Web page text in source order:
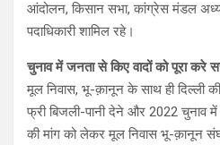
आंदोलन, किसान सभा, कांग्रेस मंडल
पदाधिकारी शामिल रहे।
चुनाव में जनता से किए वादों को पूरा करे
मूल निवास, भू-क़ानून के साथ ही दिल्ली
फ्री बिजली-पानी देने और 2022 चुनाव
की मांग को लेकर मूल निवास भू-क़ानून